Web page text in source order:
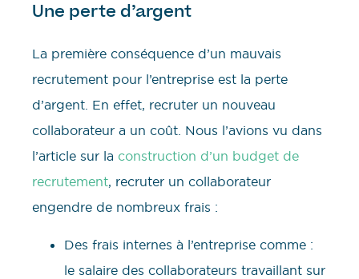
Une perte d’argent
La première conséquence d’un mauvais
recrutement pour l’entreprise est la perte
d’argent. En effet, recruter un nouveau
collaborateur a un coût. Nous l’avions vu dans
l’article sur la construction d’un budget de
recrutement, recruter un collaborateur
engendre de nombreux frais :
Des frais internes à l’entreprise comme :
le salaire des collaborateurs travaillant sur